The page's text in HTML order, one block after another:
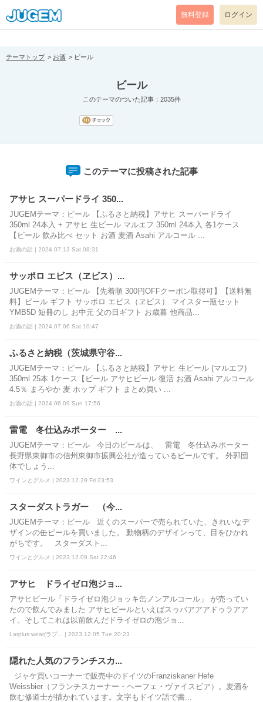
[pear_error: message="Success" code=0 mode=return level=notice
prefix="" info=""]
無料登録 ログイン
テーマトップ お酒 ビール
ビール
このテーマのついた記事：2035件
このテーマに投稿された記事
アサヒ スーパードライ 350...
JUGEMテーマ：ビール 【ふるさと納税】アサヒ スーパードライ
350ml 24本入 + アサヒ 生ビール マルエフ 350ml 24本入 各1ケース
【ビール 飲み比べ セット お酒 麦酒 Asahi アルコール ...
お酒の話 | 2024.07.13 Sat 08:31
サッポロ エビス（ヱビス）...
JUGEMテーマ：ビール 【先着順 300円OFFクーポン取得可】【送料無
料】ビール ギフト サッポロ エビス（ヱビス） マイスター瓶セット
YMB5D 短冊のし お中元 父の日ギフト お歳暮 他商品...
お酒の話 | 2024.07.06 Sat 10:47
ふるさと納税（茨城県守谷...
JUGEMテーマ：ビール 【ふるさと納税】アサヒ 生ビール (マルエフ)
350ml 25本 1ケース【ビール アサヒビール 復活 お酒 Asahi アルコール
4.5％ まろやか 麦 ホップ ギフト まとめ買い ...
お酒の話 | 2024.06.09 Sun 17:56
雷電 冬仕込みポーター ...
JUGEMテーマ：ビール 今日のビールは、 雷電 冬仕込みポーター
長野県東御市の信州東御市振興公社が造っているビールです。 外郭団
体でしょう...
ワインとグルメ | 2023.12.29 Fri 23:53
スターダストラガー （今...
JUGEMテーマ：ビール 近くのスーパーで売られていた、きれいなデ
ザインの缶ビールを買いました。 動物柄のデザインって、目をひかれ
がちです。 スターダスト...
ワインとグルメ | 2023.12.09 Sat 22:46
アサヒ ドライゼロ泡ジョ...
アサヒビール「ドライゼロ泡ジョッキ缶ノンアルコール」 が売ってい
たので飲んでみました アサヒビールといえばスゥバアアアドゥラアア
イ、そしてこれは以前飲んだドライゼロの泡ジョ...
Larplus wear(ラプ... | 2023.12.05 Tue 20:23
隠れた人気のフランチスカ...
ジャケ買いコーナーで販売中のドイツのFranziskaner Hefe
Weissbier（フランチスカーナー・ヘーフェ・ヴァイスビア）。麦酒を
飲む修道士が描かれています。文字もドイツ語で書...